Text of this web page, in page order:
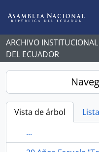
ARCHIVO
DEL ECUADOR
Vista de árbol Lista
...